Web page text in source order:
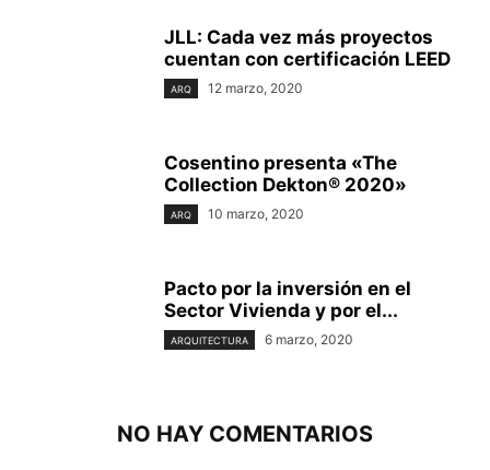
JLL: Cada vez más proyectos
cuentan con certificación LEED
ARQ 12 marzo, 2020
Cosentino presenta «The
Collection Dekton® 2020»
ARQ 10 marzo, 2020
Pacto por la inversión en el
Sector Vivienda y por el...
ARQUITECTURA 6 marzo, 2020
NO HAY COMENTARIOS